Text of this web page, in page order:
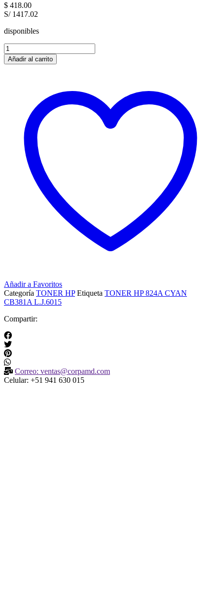
$ 418.00
S/ 1417.02
disponibles
Toner
Hp
824A
Añadir al carrito
Añadir a Favoritos
Categoría TONER HP Etiqueta TONER HP 824A CYAN
CB381A L.J.6015
Compartir:
Correo: ventas@corpamd.com
Celular: +51 941 630 015